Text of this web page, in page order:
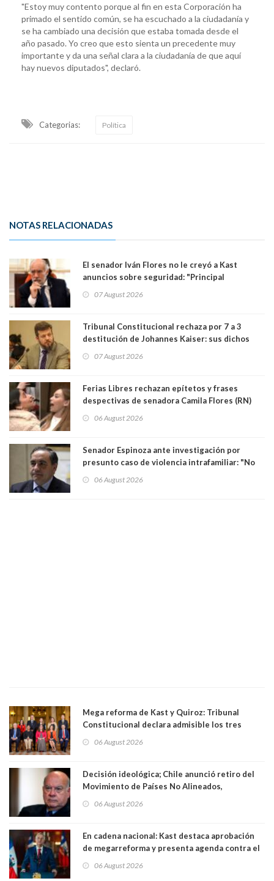
"Estoy muy contento porque al fin en esta Corporación ha
primado el sentido común, se ha escuchado a la ciudadanía y
se ha cambiado una decisión que estaba tomada desde el
año pasado. Yo creo que esto sienta un precedente muy
importante y da una señal clara a la ciudadanía de que aquí
hay nuevos diputados", declaró.
Categorias: Política
NOTAS RELACIONADAS
El senador Iván Flores no le creyó a Kast
anuncios sobre seguridad: "Principal
perseguir ruta del dinero y levantar secreto
07 August 2026
Tribunal Constitucional rechaza por 7 a 3
destitución de Johannes Kaiser: sus dichos
justicia constitucional porque no es diputado
07 August 2026
Ferias Libres rechazan epítetos y frases
despectivas de senadora Camila Flores (RN)
06 August 2026
Senador Espinoza ante investigación por
presunto caso de violencia intrafamiliar: "No
antecedentes a Tribunal Supremo
06 August 2026
Mega reforma de Kast y Quiroz: Tribunal
Constitucional declara admisible los tres
06 August 2026
Decisión ideológica; Chile anunció retiro del
Movimiento de Países No Alineados,
1971. Excanciller Insulza lamentó decisión
06 August 2026
En cadena nacional: Kast destaca aprobación
de megarreforma y presenta agenda contra el
06 August 2026